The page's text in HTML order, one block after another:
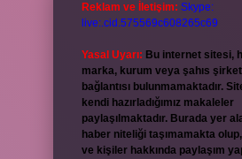
Reklam ve İletişim: Skype:
live:.cid.575569c608265c69
Yasal Uyarı: Bu internet sitesi,
marka, kurum veya şahıs
bağlantısı bulunmamaktadır.
kendi hazırladığımız makaleler
paylaşılmaktadır. Burada yer
haber niteliği taşımamakta
ve kişiler hakkında paylaşım